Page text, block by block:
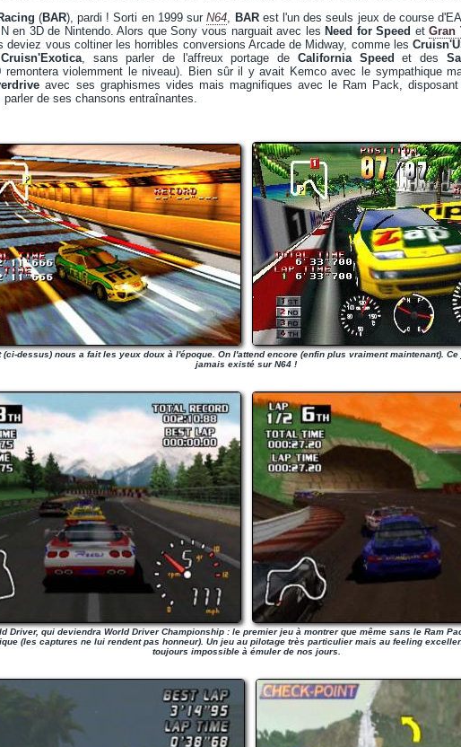
(BAR), pardi ! Sorti en 1999 surN64, BARest l'un des seuls jeux de course
en 3D de Nintendo. Alors que Sony vous narguait avec les Need for Speed etGran
deviez vous coltiner les horribles conversions Arcade de Midway, comme les
Cruisn'Exotica, sans parler de l'affreux portage de California Speed et des
remontera violemment le niveau). Bien sûr il y avait Kemco avec le sympathique
avec ses graphismes vides mais magnifiques avec le Ram Pack,
de ses chansons entraînantes.
(ci-dessus) nous a fait les yeux doux à l'époque. On l'attend encore (enfin plus vraiment maintenant).
jamais existé sur N64 !
Driver, qui deviendra World Driver Championship : le premier jeu à montrer que même sans le Ram
(les captures ne lui rendent pas honneur). Un jeu au pilotage très particulier mais au feeling
toujours impossible à émuler de nos jours.